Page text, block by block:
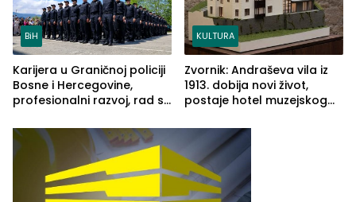
BiH
Karijera u Graničnoj policiji
Bosne i Hercegovine,
profesionalni razvoj, rad sa
služba građanima
KULTURA
Zvornik: Andraševa vila iz
1913. dobija novi život,
postaje hotel muzejskog